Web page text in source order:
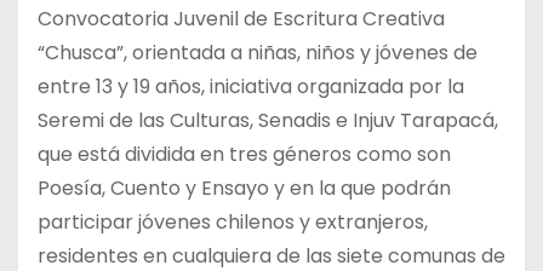
Convocatoria Juvenil de Escritura Creativa
“Chusca”, orientada a niñas, niños y jóvenes de
entre 13 y 19 años, iniciativa organizada por la
Seremi de las Culturas, Senadis e Injuv Tarapacá,
que está dividida en tres géneros como son
Poesía, Cuento y Ensayo y en la que podrán
participar jóvenes chilenos y extranjeros,
residentes en cualquiera de las siete comunas de